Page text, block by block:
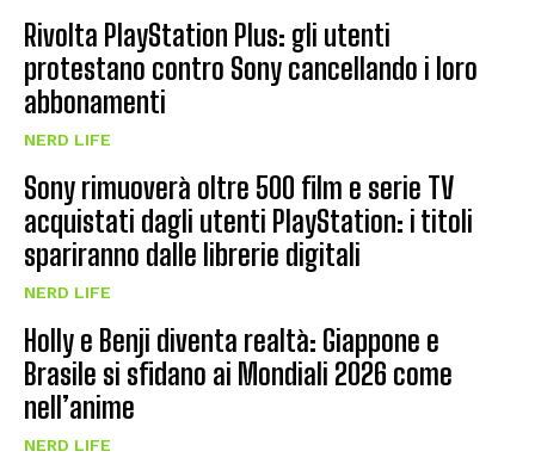
Rivolta PlayStation Plus: gli utenti
protestano contro Sony cancellando i loro
abbonamenti
NERD LIFE
Sony rimuoverà oltre 500 film e serie TV
acquistati dagli utenti PlayStation: i titoli
spariranno dalle librerie digitali
NERD LIFE
Holly e Benji diventa realtà: Giappone e
Brasile si sfidano ai Mondiali 2026 come
nell’anime
NERD LIFE